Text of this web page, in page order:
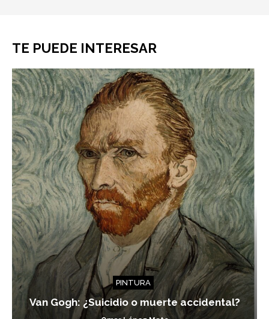
TE PUEDE INTERESAR
PINTURA
Van Gogh: ¿Suicidio o muerte accidental?